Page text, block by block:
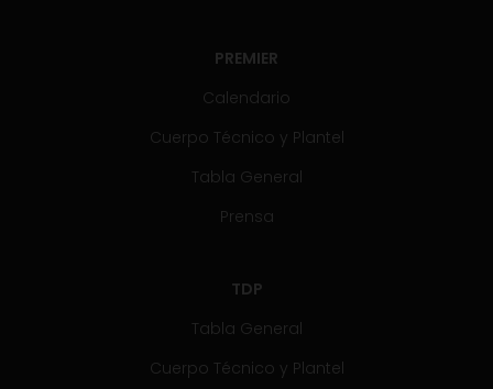
PREMIER
Calendario
Cuerpo Técnico y Plantel
Tabla General
Prensa
TDP
Tabla General
Cuerpo Técnico y Plantel